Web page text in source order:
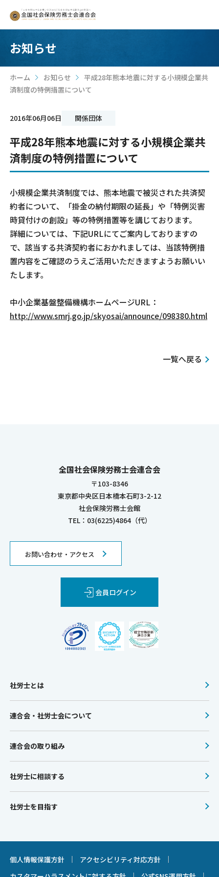
お知らせ
ホーム >
お知らせ >
平成28年熊本地震に対する小規模企業共
済制度の特例措置について
2016年06月06日 関係団体
平成28年熊本地震に対する小規模企業共
済制度の特例措置について
小規模企業共済制度では、熊本地震で被災された共済契
約者について、「掛金の納付期限の延長」や「特例災害
時貸付けの創設」等の特例措置等を講じております。
詳細については、下記URLにてご案内しておりますの
で、該当する共済契約者におかれましては、当該特例措
置内容をご確認のうえご活用いただきますようお願いい
たします。
中小企業基盤整備機構ホームページURL：
http://www.smrj.go.jp/skyosai/announce/098380.html
一覧へ戻る
全国社会保険労務士会連合会
〒103-8346
東京都中央区日本橋本石町3-2-12
社会保険労務士会館
TEL：03(6225)4864（代）
お問い合わせ・アクセス
会員ログイン
社労士とは
連合会・社労士会について
連合会の取り組み
社労士に相談する
社労士を目指す
個人情報保護方針
アクセシビリティ対応方針